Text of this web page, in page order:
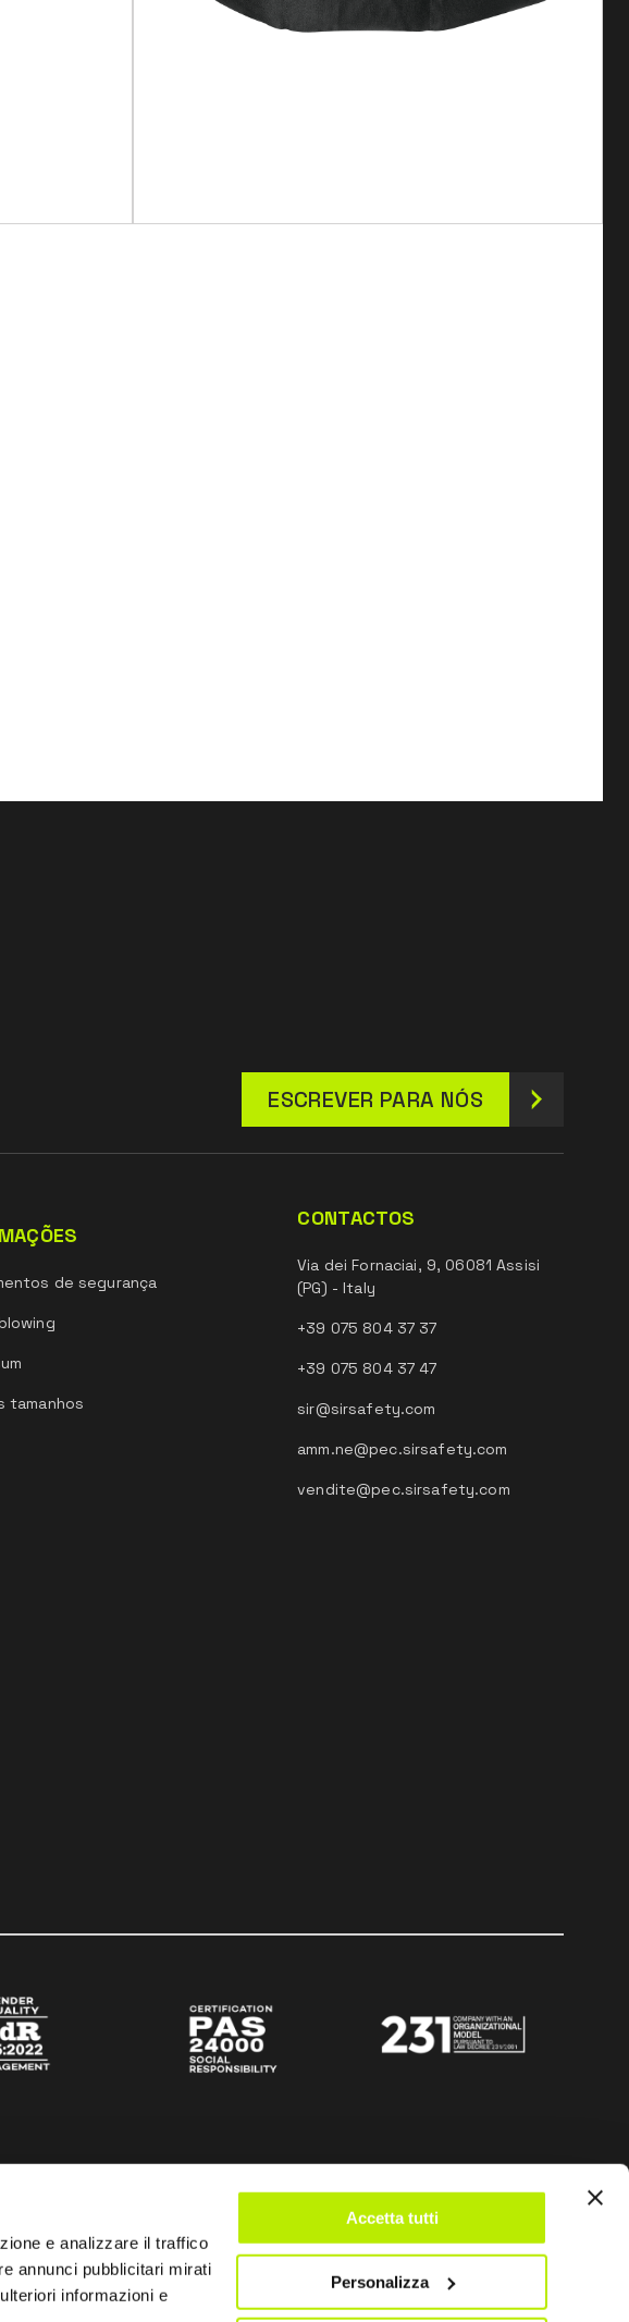
e analizzare il traffico
annunci pubblicitari mirati
informazioni e
Accetta tutti
Personalizza
ESCREVER PARA NÓS
de segurança
tamanhos
CONTACTOS
Via dei Fornaciai, 9, 06081 Assisi
(PG) - Italy
+39 075 804 37 37
+39 075 804 37 47
sir@sirsafety.com
amm.ne@pec.sirsafety.com
vendite@pec.sirsafety.com